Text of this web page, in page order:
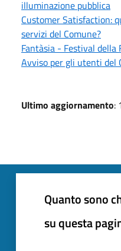
illuminazione pubblica
Customer Satisfaction:
servizi del Comune?
Fantàsia - Festival
Avviso per gli utenti del
Ultimo aggiornamento:
Quanto sono
su questa